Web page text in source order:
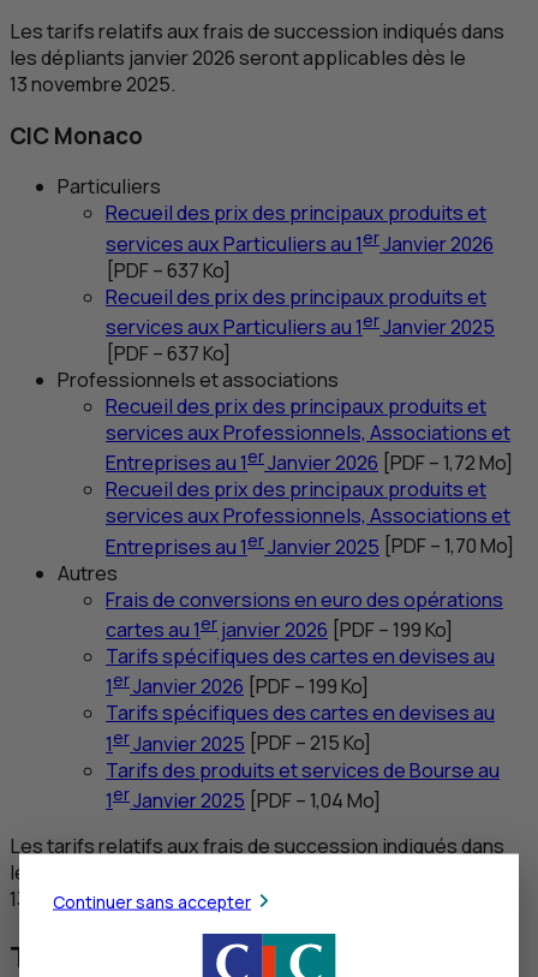
Les tarifs relatifs aux frais de succession indiqués dans
les dépliants janvier 2026 seront applicables dès le
13 novembre 2025.
CIC Monaco
Particuliers
Recueil des prix des principaux produits et
services aux Particuliers au 1erJanvier 2026
PDF– 637Ko]
Recueil des prix des principaux produits et
services aux Particuliers au 1erJanvier 2025
PDF– 637Ko]
Professionnels et associations
Recueil des prix des principaux produits et
services aux Professionnels, Associations et
Entreprises au 1erJanvier 2026 PDF– 1,72Mo]
Recueil des prix des principaux produits et
services aux Professionnels, Associations et
Entreprises au 1erJanvier 2025 PDF– 1,70Mo
Autres
Frais de conversions en euro des opérations
cartes au 1er janvier 2026 PDF– 199Ko]
Tarifs spécifiques des cartes en devises au
1erJanvier 2026 PDF– 199Ko]
Tarifs spécifiques des cartes en devises au
1erJanvier 2025 PDF– 215Ko
Tarifs des produits et services de Bourse au
1erJanvier 2025 PDF– 1,04Mo]
Les tarifs relatifs aux frais de succession indiqués dans
les dépliants janvier 2026 seront applicables dès le
13 novembre 2025.
Téléchargements
Continuer sans accepter